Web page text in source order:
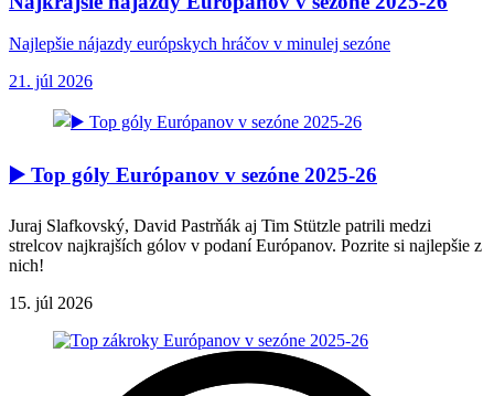
Najlepšie nájazdy európskych hráčov v minulej sezóne
21. júl 2026
▶️ Top góly Európanov v sezóne 2025-26
Juraj Slafkovský, David Pastrňák aj Tim Stützle patrili medzi
strelcov najkrajších gólov v podaní Európanov. Pozrite si najlepšie z
nich!
15. júl 2026